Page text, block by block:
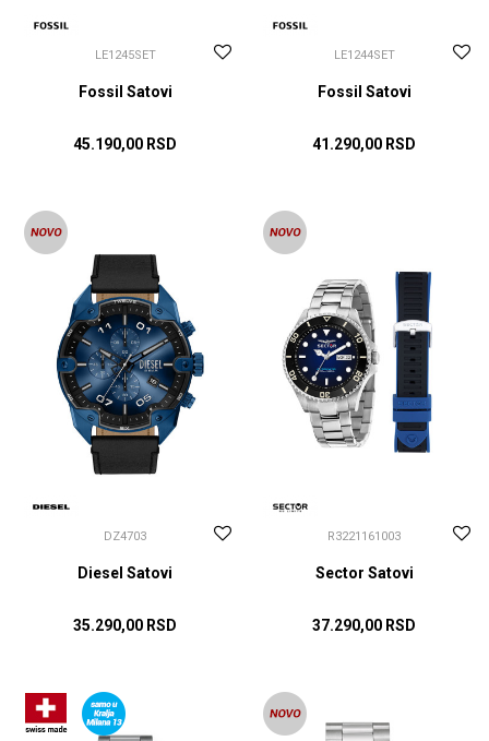
LE1245SET
Fossil Satovi
45.190,00 RSD
LE1244SET
Fossil Satovi
41.290,00 RSD
DZ4703
Diesel Satovi
35.290,00 RSD
DODAJ U KORPU
R3221161003
Sector Satovi
37.290,00 RSD